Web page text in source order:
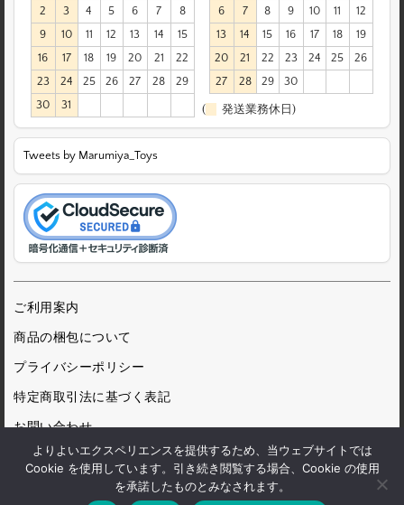
2
3 4 5 6 7
8
9
10 11 12 13 14
15
16
17 18 19 20 21
22
23
24 25 26 27 28
29
30
31
6
7 8 9 10 11
12
13
14 15 16 17 18
19
20
21 22 23 24 25
26
27
28 29 30
( 発送業務休日)
Tweets by Marumiya_Toys
ご利用案内
商品の梱包について
プライバシーポリシー
特定商取引法に基づく表記
お問い合わせ
© 1972 Marumiya Gangu Ltd.
よりよいエクスペリエンスを提供するため、当ウェブサイトでは
Cookie を使用しています。引き続き閲覧する場合、Cookie の使用
を承諾したものとみなされます。